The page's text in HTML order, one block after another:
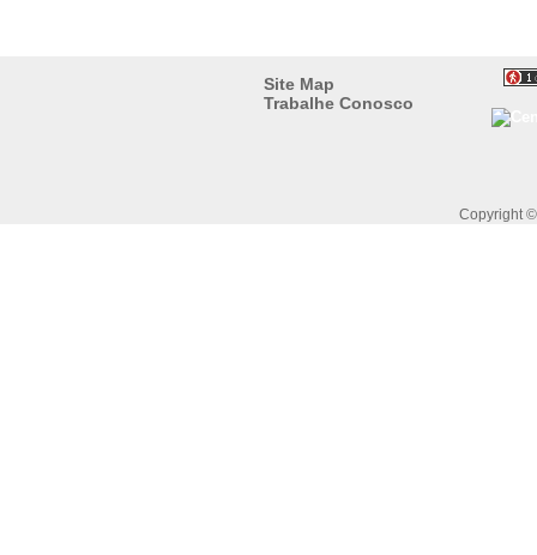
Copyright
Site Map
Trabalhe Conosco